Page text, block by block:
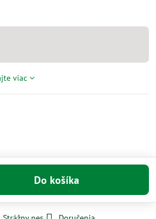
viac
Do košíka